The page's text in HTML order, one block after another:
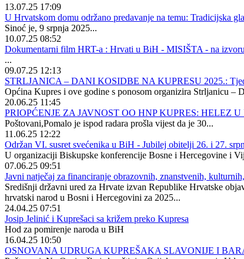
13.07.25 17:09
U Hrvatskom domu održano predavanje na temu: Tradicijska
Sinoć je, 9 srpnja 2025...
10.07.25 08:52
Dokumentarni film HRT-a : Hrvati u BiH - MISIŠTA - na
...
09.07.25 12:13
STRLJANICA – DANI KOSIDBE NA KUPRESU 2025.:
Općina Kupres i ove godine s ponosom organizira Strljanicu –
20.06.25 11:45
PRIOPĆENJE ZA JAVNOST OO HNP KUPRES: HELEZ
Poštovani,Pomalo je ispod radara prošla vijest da je 30...
11.06.25 12:22
Održan VI. susret svećenika u BiH - Jubilej obitelji 26. i 27.
U organizaciji Biskupske konferencije Bosne i Hercegovine i
07.06.25 09:51
Javni natječaj za financiranje obrazovnih, znanstvenih,
Središnji državni ured za Hrvate izvan Republike Hrvatske
hrvatski narod u Bosni i Hercegovini za 2025...
24.04.25 07:51
Josip Jelinić i Kuprešaci sa križem preko Kupresa
Hod za pomirenje naroda u BiH
16.04.25 10:50
OSNOVANA UDRUGA KUPREŠAKA SLAVONIJE I